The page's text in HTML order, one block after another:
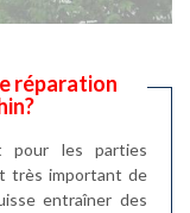
réparation
pour les parties
très important de
entraîner des